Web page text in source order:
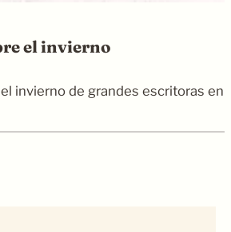
el invierno
invierno de grandes escritoras